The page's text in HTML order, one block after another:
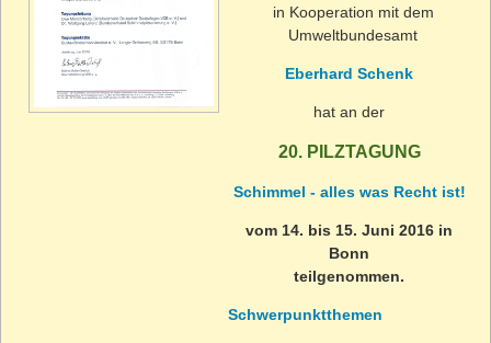
in Kooperation mit dem
Umweltbundesamt
Eberhard Schenk
hat an der
20. PILZTAGUNG
Schimmel - alles was Recht ist!
vom 14. bis 15. Juni 2016 in
Bonn
teilgenommen.
Schwerpunktthemen